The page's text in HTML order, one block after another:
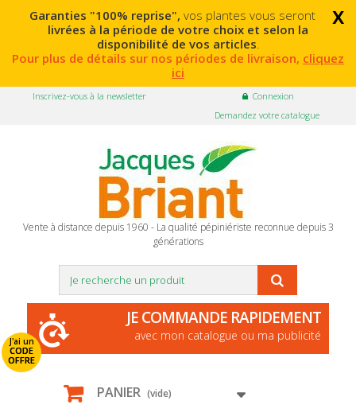
x
Garanties "100% reprise", vos plantes vous seront
livrées à la période de votre choix et selon la
disponibilité de vos articles.
Pour plus de détails sur nos périodes de livraison, cliquez
ici
Connexion
Inscrivez-vous à la newsletter
Demandez votre catalogue
Vente à distance depuis 1960 - La qualité pépiniériste reconnue depuis 3
générations
J'ai un
CODE
OFFRE
JE COMMANDE RAPIDEMENT
avec mon catalogue ou ma publicité
PANIER (vide)